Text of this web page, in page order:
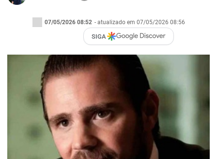
07/05/2026 08:52 - atualizado em 07/05/2026 08:56
SIGA